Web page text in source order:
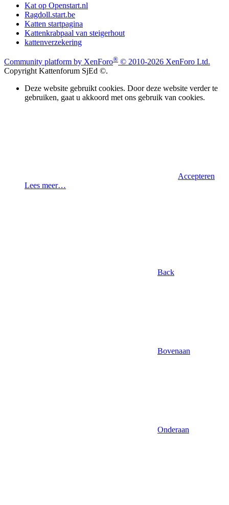
Kat op Openstart.nl
Ragdoll.start.be
Katten startpagina
Kattenkrabpaal van steigerhout
kattenverzekering
Community platform by XenForo® © 2010-2026 XenForo Ltd.
Copyright Kattenforum SjEd ©.
Deze website gebruikt cookies. Door deze website verder te
gebruiken, gaat u akkoord met ons gebruik van cookies.
Accepteren
Lees meer…
Back
Bovenaan
Onderaan